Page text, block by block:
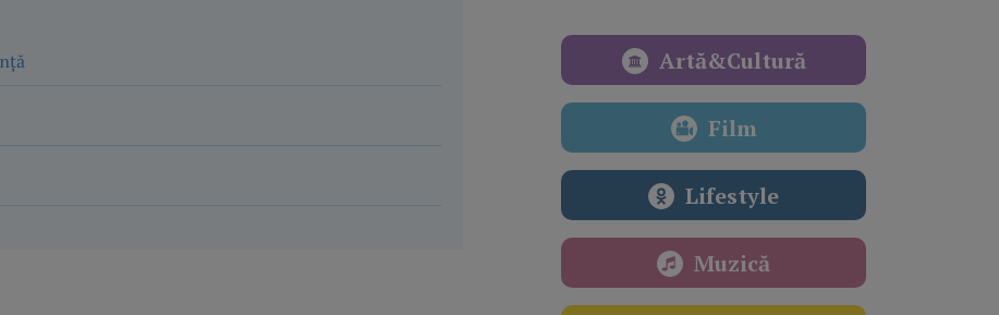
Artă&Cultură
Film
Lifestyle
Muzică